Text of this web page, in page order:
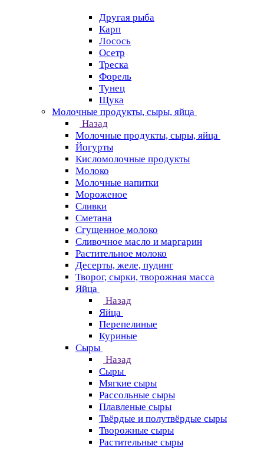
Другая рыба
Карп
Лосось
Осетр
Треска
Форель
Тунец
Щука
Молочные продукты, сыры, яйца
Назад
Молочные продукты, сыры, яйца
Йогурты
Кисломолочные продукты
Молоко
Молочные напитки
Мороженое
Сливки
Сметана
Сгущенное молоко
Сливочное масло и маргарин
Растительное молоко
Десерты, желе, пудинг
Творог, сырки, творожная масса
Яйца
Назад
Яйца
Перепелиные
Куриные
Сыры
Назад
Сыры
Мягкие сыры
Рассольные сыры
Плавленые сыры
Твёрдые и полутвёрдые сыры
Творожные сыры
Растительные сыры